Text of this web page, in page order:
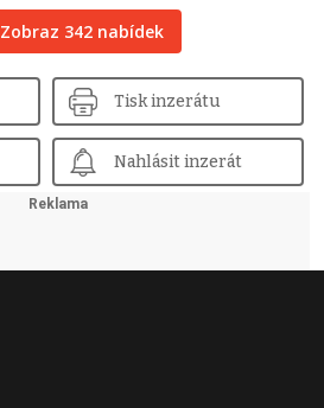
Zobraz 342 nabídek
Tisk inzerátu
Nahlásit inzerát